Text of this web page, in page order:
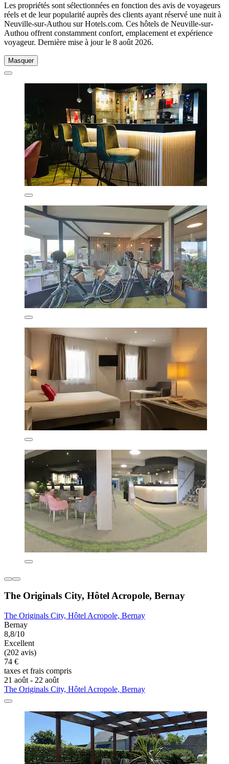
Les propriétés sont sélectionnées en fonction des avis de voyageurs
réels et de leur popularité auprès des clients ayant réservé une nuit à
Neuville-sur-Authou sur Hotels.com. Ces hôtels de Neuville-sur-
Authou offrent constamment confort, emplacement et expérience
voyageur. Dernière mise à jour le 8 août 2026.
Masquer
The Originals City, Hôtel Acropole, Bernay
The Originals City, Hôtel Acropole, Bernay
Bernay
8,8/10
Excellent
(202 avis)
74 €
taxes et frais compris
21 août - 22 août
The Originals City, Hôtel Acropole, Bernay